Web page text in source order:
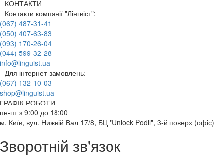
КОНТАКТИ
Контакти компанії "Лінгвіст":
(067) 487-31-41
(050) 407-63-83
(093) 170-26-04
(044) 599-32-28
info@linguist.ua
Для інтернет-замовлень:
(067) 132-10-03
shop@linguist.ua
ГРАФІК РОБОТИ
пн-пт з 9:00 до 18:00
м. Київ, вул. Нижній Вал 17/8, БЦ "Unlock Podil", 3-й поверх (офіс)
Зворотній зв'язок